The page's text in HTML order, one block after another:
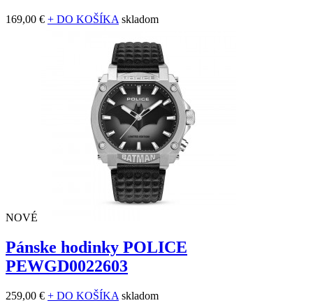
169,00 € + DO KOŠÍKA skladom
NOVÉ
Pánske hodinky POLICE
PEWGD0022603
259,00 € + DO KOŠÍKA skladom